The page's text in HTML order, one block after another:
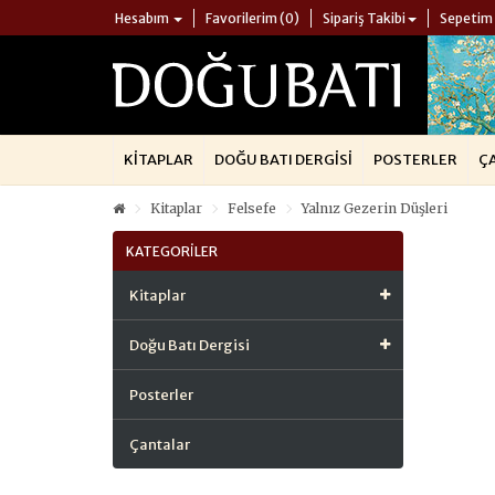
Hesabım Favorilerim (0) Sipariş Takibi Sepetim
KITAPLAR DOĞU BATI DERGISI POSTERLER
Kitaplar Felsefe Yalnız Gezerin Düşleri
KATEGORILER
Kitaplar
Doğu Batı Dergisi
Posterler
Çantalar